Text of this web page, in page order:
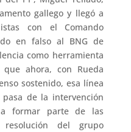
gallego y llegó a
con el Comando
en falso al BNG de
como herramienta
ahora, con Rueda
sostenido, esa línea
de la intervención
formar parte de las
resolución del grupo